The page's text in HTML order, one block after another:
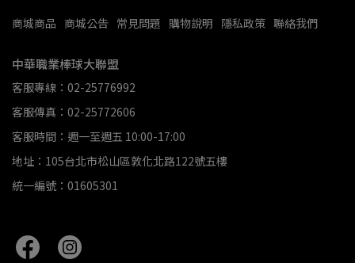
商城商品 商城公告 常見問題 購物說明 隱私政策 聯絡我們
中華職業棒球大聯盟
客服專線：02-25776992
客服傳真：02-25772606
客服時間：週一至週五 10:00-17:00
地址：105台北市松山區敦化北路122號五樓
統一編號：01605301